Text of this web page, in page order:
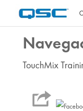
TouchMix